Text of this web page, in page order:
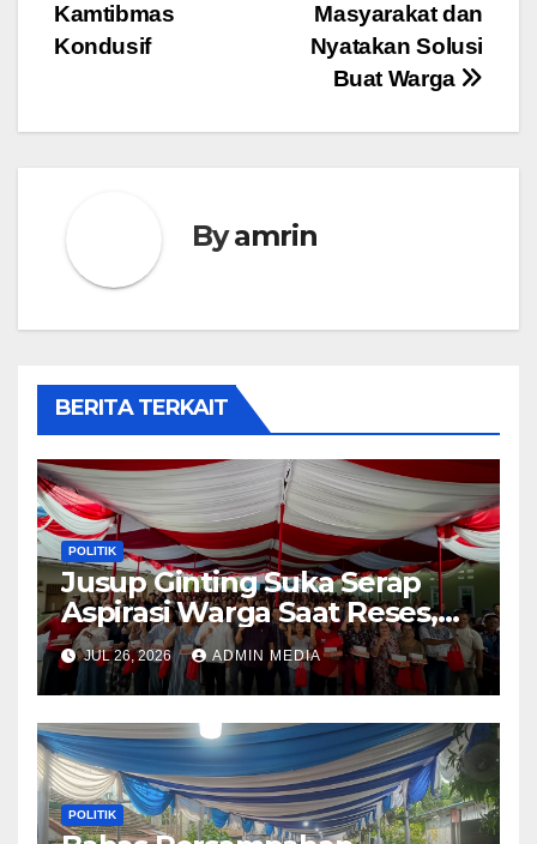
Masyarakat dan
Nyatakan Solusi
Buat Warga
Kamtibmas
Kondusif
Byamrin
BERITA TERKAIT
POLITIK
Jusup Ginting Suka Serap
Aspirasi Warga Saat Reses,
Banjir hingga Lampu Jalan
Jadi Perhatian
JUL 26, 2026 ADMIN MEDIA
POLITIK